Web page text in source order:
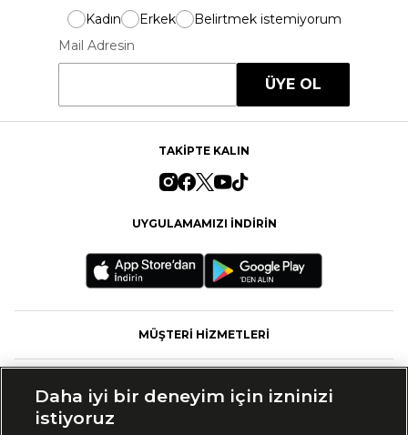
Kadın Erkek
Belirtmek istemiyorum
Mail Adresin
ÜYE OL
TAKİPTE KALIN
UYGULAMAMIZI İNDİRİN
MÜŞTERİ HİZMETLERİ
Daha iyi bir deneyim için izninizi
istiyoruz